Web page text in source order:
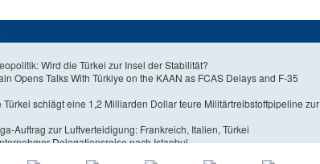
Wird die Türkei zur Insel der Stabilität?
Opens Talks With Türkiye on the KAAN as FCAS Delays and F-35
Türkei schlägt eine 1,2 Milliarden Dollar teure Militärtreibstoffpipeline zur
Auftrag zur Luftverteidigung: Frankreich, Italien, Türkei
Delegationsreise nach Istanbul